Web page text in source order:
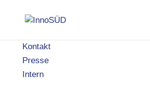
Kontakt
Presse
Intern